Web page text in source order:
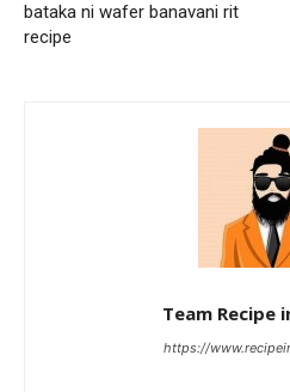
bataka ni wafer banavani rit
recipe
Team Recipe
https://